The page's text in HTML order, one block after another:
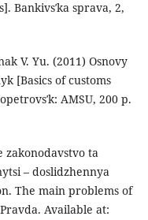
Bankivsʹka sprava, 2,
V. Yu. (2011) Osnovy
[Basics of customs
AMSU, 200 p.
zakonodavstvo ta
– doslidzhennya
The main problems of
Available at: